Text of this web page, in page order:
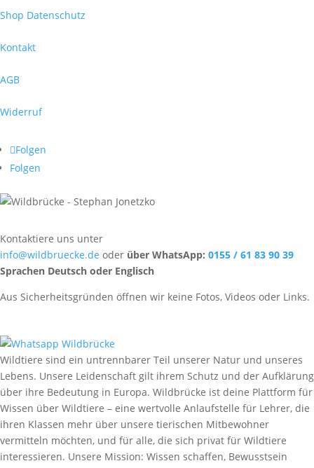
Shop Datenschutz
Kontakt
AGB
Widerruf
Folgen
Folgen
Kontaktiere uns unter
info@wildbruecke.de oder über WhatsApp: 0155 / 61 83 90 39
Sprachen Deutsch oder Englisch
Aus Sicherheitsgründen öffnen wir keine Fotos, Videos oder Links.
Wildtiere sind ein untrennbarer Teil unserer Natur und unseres
Lebens. Unsere Leidenschaft gilt ihrem Schutz und der Aufklärung
über ihre Bedeutung in Europa. Wildbrücke ist deine Plattform für
Wissen über Wildtiere – eine wertvolle Anlaufstelle für Lehrer, die
ihren Klassen mehr über unsere tierischen Mitbewohner
vermitteln möchten, und für alle, die sich privat für Wildtiere
interessieren. Unsere Mission: Wissen schaffen, Bewusstsein